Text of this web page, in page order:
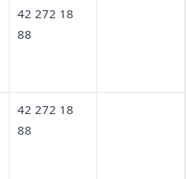
42 272 18
88
42 272 18
88